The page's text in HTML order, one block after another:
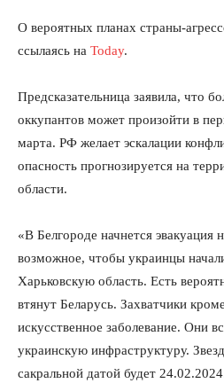
О вероятных планах страны-
ссылаясь на Today.
Предсказательница заявила, что
оккупантов может произойти в
марта. РФ желает эскалации
опасность прогнозируется на
области.
«В Белгороде начнется эвакуация
возможное, чтобы украинцы
Харьковскую область. Есть
втянут Беларусь. Захватчики
искусственное заболевание. Они
украинскую инфраструктуру.
сакральной датой будет